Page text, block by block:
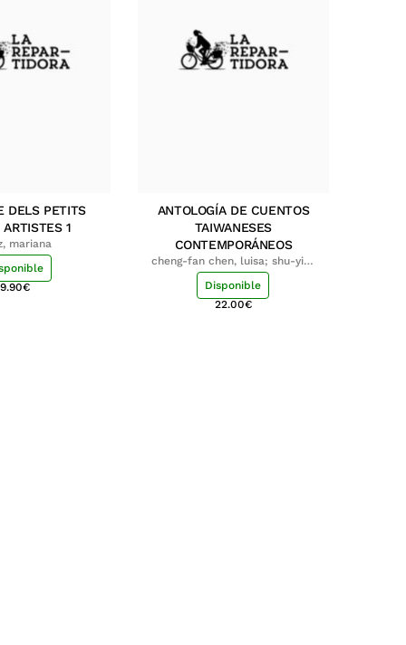
DELS PETITS
ARTISTES 1
mariana
9.90€
ANTOLOGÍA DE CUENTOS
TAIWANESES
CONTEMPORÁNEOS
cheng-fan chen, luisa; shu-ying
chang, luisa
Disponible
22.00€